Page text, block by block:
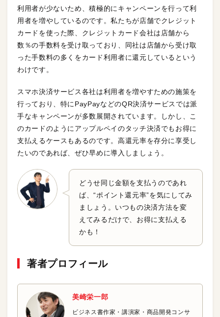
利用者が少ないため、積極的にキャンペーンを行って利
用者を増やしているのです。私たちが店舗でクレジット
カードを使った際、クレジットカード会社は店舗から
数％の手数料を受け取っており、同社は店舗から受け取
った手数料の多くをカード利用者に還元しているという
わけです。
スマホ決済サービス各社は利用者を増やすための施策を
行っており、特にPayPayなどのQR決済サービスでは派
手なキャンペーンが多数展開されています。しかし、こ
のカードのようにアップルペイのタッチ決済でもお得に
支払えるケースもあるのです。高還元率を存分に享受し
たいのであれば、ぜひ早めに導入しましょう。
どうせ同じ金額を支払うのであれ
ば、“ポイント還元率”を気にしてみ
ましょう。いつもの決済方法を変
えてみるだけで、お得に支払える
かも！
著者プロフィール
美崎栄一郎
ビジネス書作家・講演家・商品開発コンサ